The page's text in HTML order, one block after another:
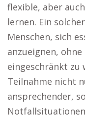
flexible, aber
lernen. Ein
Menschen, sich
anzueignen,
eingeschränkt zu
Teilnahme nicht
ansprechender,